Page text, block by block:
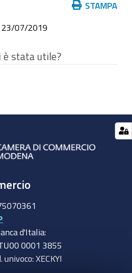
STAMPA
23/07/2019
è stata utile?
d'Italia:
0001 3855
XECKYI